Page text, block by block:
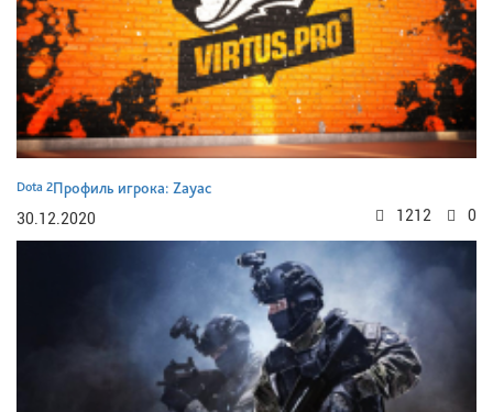
Dota 2Профиль игрока: Zayac
30.12.2020
0
1212